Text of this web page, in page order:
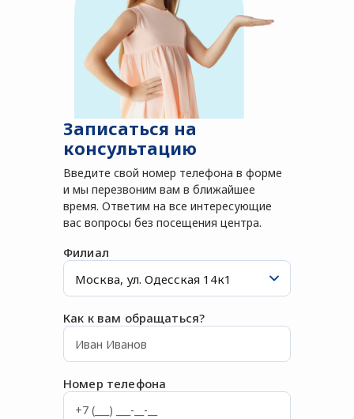
Записаться на
консультацию
Введите свой номер телефона в форме
и мы перезвоним вам в ближайшее
время. Ответим на все интересующие
вас вопросы без посещения центра.
Филиал
Как к вам обращаться?
Номер телефона